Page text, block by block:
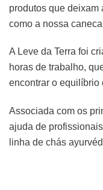
produtos que deixam
como a nossa
A Leve da Terra foi
horas de trabalho,
encontrar o equilíbrio
Associada com os
ajuda de
linha de chás